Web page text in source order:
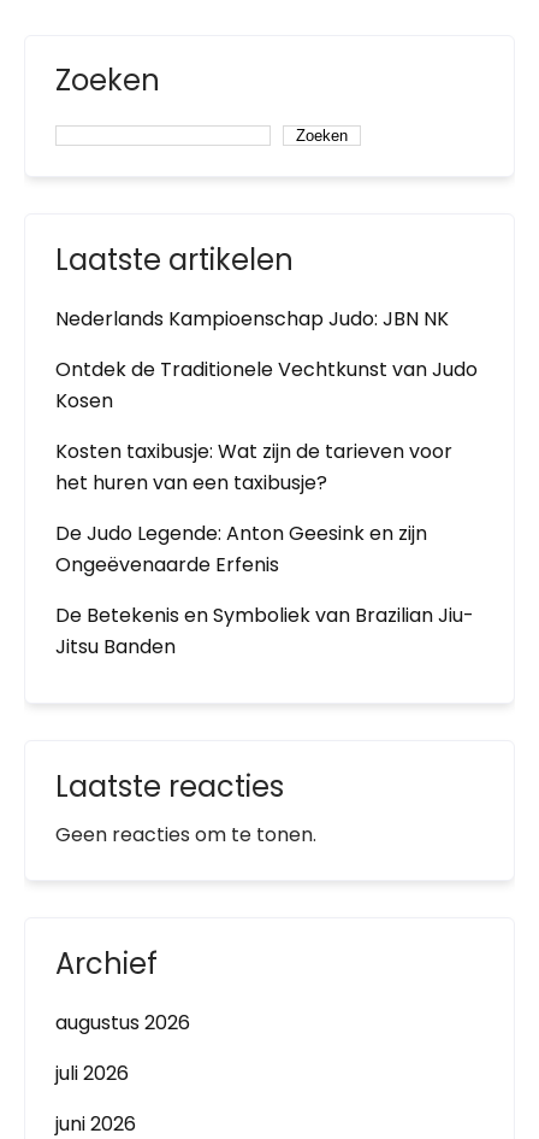
Zoeken
Zoeken
Laatste artikelen
Nederlands Kampioenschap Judo: JBN NK
Ontdek de Traditionele Vechtkunst van Judo
Kosen
Kosten taxibusje: Wat zijn de tarieven voor
het huren van een taxibusje?
De Judo Legende: Anton Geesink en zijn
Ongeëvenaarde Erfenis
De Betekenis en Symboliek van Brazilian Jiu-
Jitsu Banden
Laatste reacties
Geen reacties om te tonen.
Archief
augustus 2026
juli 2026
juni 2026